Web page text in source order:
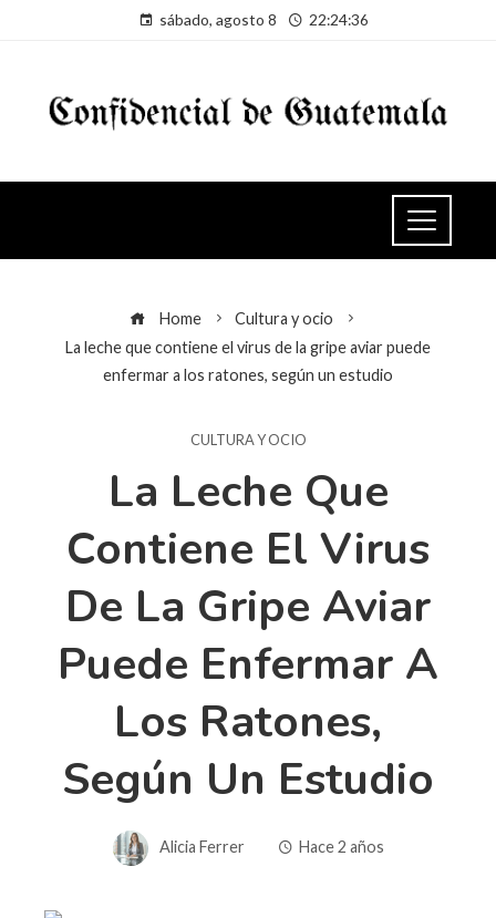
sábado, agosto 8 22:24:36
Home
Cultura y ocio
La leche que contiene el virus de la gripe aviar puede
enfermar a los ratones, según un estudio
CULTURA Y OCIO
La Leche Que
Contiene El Virus
De La Gripe Aviar
Puede Enfermar A
Los Ratones,
Según Un Estudio
Alicia Ferrer Hace 2 años